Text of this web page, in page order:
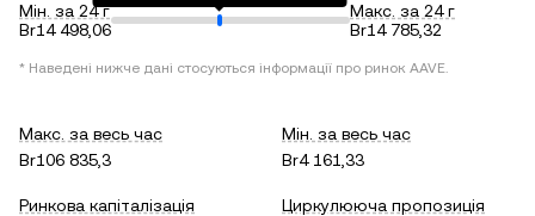
Мін. за 24 г
Br14 498,06
Макс. за 24 г
Br14 785,32
* Наведені нижче дані стосуються інформації про ринок AAVE.
Макс. за весь час
Br106 835,3
Мін. за весь час
Br4 161,33
Ринкова капіталізація
Циркулююча пропозиція